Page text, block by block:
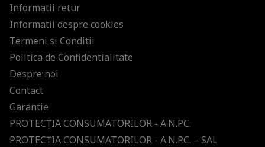
Informatii retur
Informatii despre cookies
Termeni si Conditii
Politica de Confidentialitate
Despre noi
Contact
Garantie
PROTECŢIA CONSUMATORILOR - A.N.P.C.
PROTECŢIA CONSUMATORILOR - A.N.P.C. – SAL